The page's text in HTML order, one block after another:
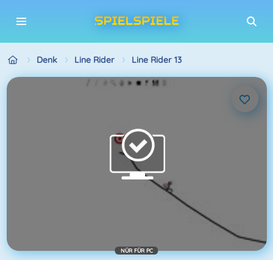
Denk Line Rider Line Rider 13
NÜR FÜR PC